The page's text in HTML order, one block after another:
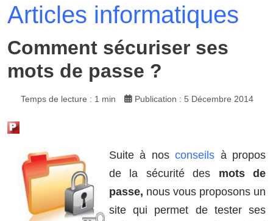
Articles informatiques
Comment sécuriser ses
mots de passe ?
Temps de lecture : 1 min Publication : 5 Décembre 2014
Suite à nosconseils à propos
de la sécurité des mots de
passe, nous vous proposons un
site qui permet de tester ses